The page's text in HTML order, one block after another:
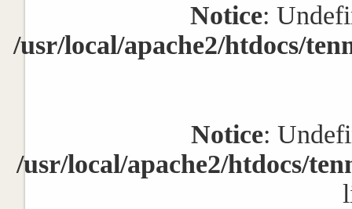
Notice:
/usr/local/apache2/htdocs/
Notice:
/usr/local/apache2/htdocs/